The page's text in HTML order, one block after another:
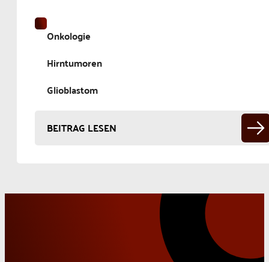
Onkologie
Hirntumoren
Glioblastom
BEITRAG LESEN